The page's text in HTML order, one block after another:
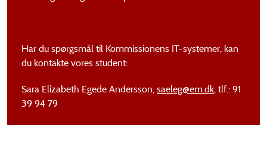
Har du spørgsmål til Kommissionens IT-systemer, kan
du kontakte vores student:
Sara Elizabeth Egede Andersson, saeleg@em.dk, tlf.: 91
39 94 79